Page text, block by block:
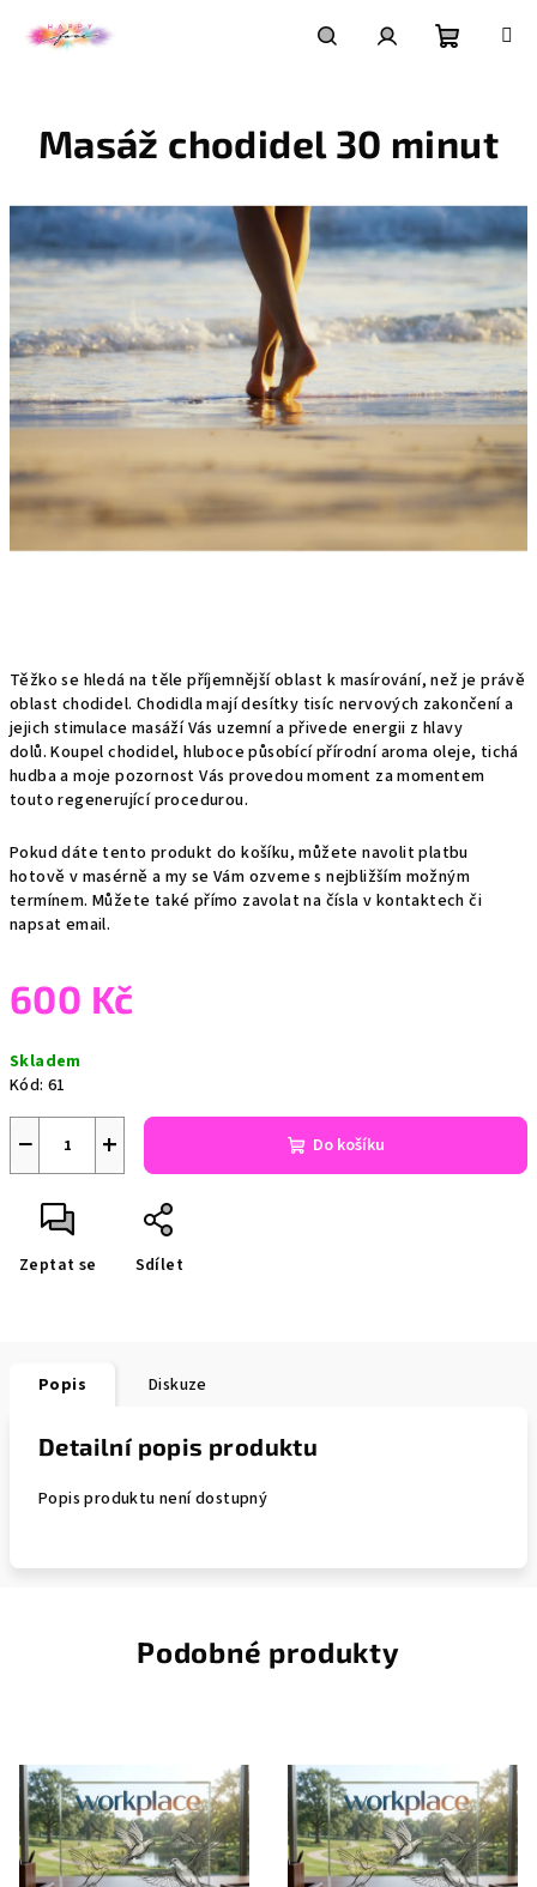
košík
Těžko se hledá na těle příjemnější oblast k masírování, než je právě
oblast chodidel. Chodidla mají desítky tisíc nervových zakončení a
jejich stimulace masáží Vás uzemní a přivede energii z hlavy
dolů. Koupel chodidel, hluboce působící přírodní aroma oleje, tichá
hudba a moje pozornost Vás provedou moment za momentem
touto regenerující procedurou.
Pokud dáte tento produkt do košíku, můžete navolit platbu
hotově v masérně a my se Vám ozveme s nejbližším možným
termínem. Můžete také přímo zavolat na čísla v kontaktech či
napsat email.
600 Kč
cena:
Skladem
Kód: 61
+
− Do košíku
Zeptat se Sdílet
Masáž chodidel 30 minut
Popis Diskuze
Detailní popis produktu
Popis produktu není dostupný
Podobné produkty